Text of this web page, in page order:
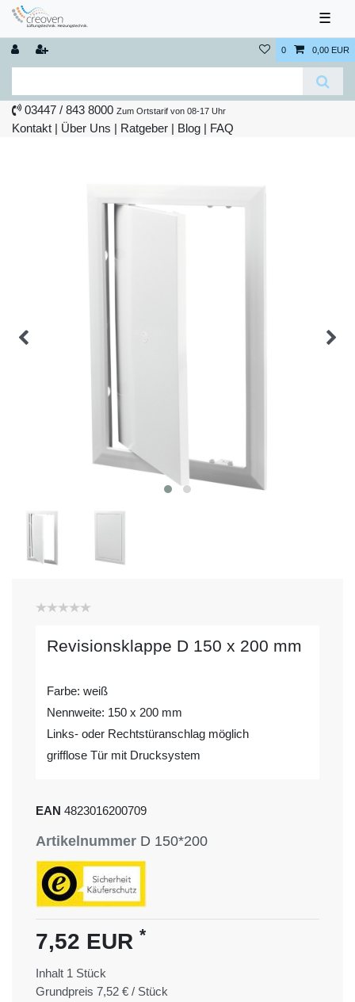
☰
0 0,00 EUR
03447 / 843 8000 Zum Ortstarif von 08-17 Uhr
Kontakt | Über Uns | Ratgeber | Blog | FAQ
Revisionsklappe D 150 x 200 mm
Farbe: weiß
Nennweite: 150 x 200 mm
Links- oder Rechtstüranschlag möglich
grifflose Tür mit Drucksystem
EAN 4823016200709
Artikelnummer D 150*200
7,52 EUR *
Inhalt 1 Stück
Grundpreis 7,52 € / Stück